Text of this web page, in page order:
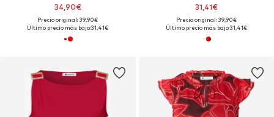
34,90€
Precio original: 39,90€
Último precio más bajo:31,41€
31,41€
Precio original: 39,90€
Último precio más bajo:31,41€